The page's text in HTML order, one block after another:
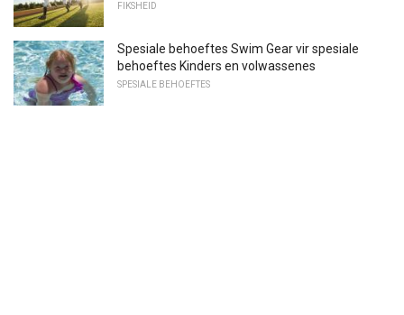
FIKSHEID
Spesiale behoeftes Swim Gear vir spesiale
behoeftes Kinders en volwassenes
SPESIALE BEHOEFTES